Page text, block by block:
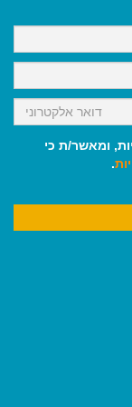
ומאשר/ת כי
.